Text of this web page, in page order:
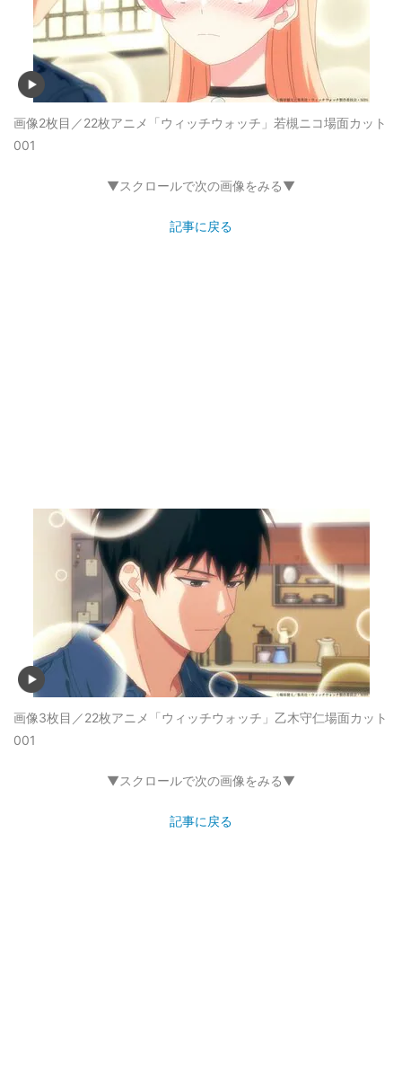
画像2枚目／22枚アニメ「ウィッチウォッチ」若槻ニコ場面カット
001
▼スクロールで次の画像をみる▼
記事に戻る
画像3枚目／22枚アニメ「ウィッチウォッチ」乙木守仁場面カット
001
▼スクロールで次の画像をみる▼
記事に戻る